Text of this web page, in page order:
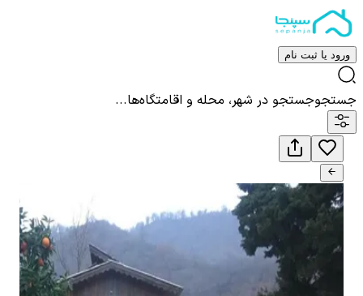
ورود یا ثبت نام
جستجوجستجو در شهر، محله و اقامتگاه‌ها...